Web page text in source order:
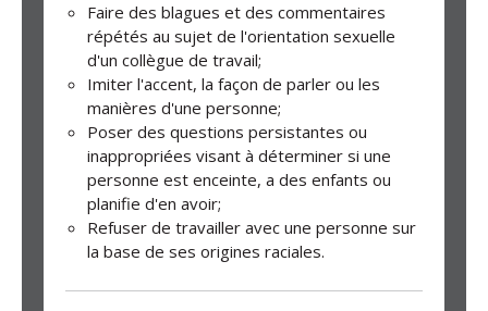
Faire des blagues et des commentaires
répétés au sujet de l'orientation sexuelle
d'un collègue de travail;
Imiter l'accent, la façon de parler ou les
manières d'une personne;
Poser des questions persistantes ou
inappropriées visant à déterminer si une
personne est enceinte, a des enfants ou
planifie d'en avoir;
Refuser de travailler avec une personne sur
la base de ses origines raciales.